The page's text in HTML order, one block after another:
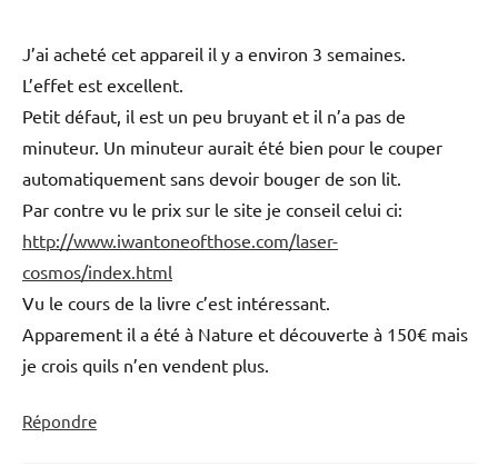
J’ai acheté cet appareil il y a environ 3 semaines.
L’effet est excellent.
Petit défaut, il est un peu bruyant et il n’a pas de
minuteur. Un minuteur aurait été bien pour le couper
automatiquement sans devoir bouger de son lit.
Par contre vu le prix sur le site je conseil celui ci:
http://www.iwantoneofthose.com/laser-
cosmos/index.html
Vu le cours de la livre c’est intéressant.
Apparement il a été à Nature et découverte à 150€ mais
je crois quils n’en vendent plus.
Répondre